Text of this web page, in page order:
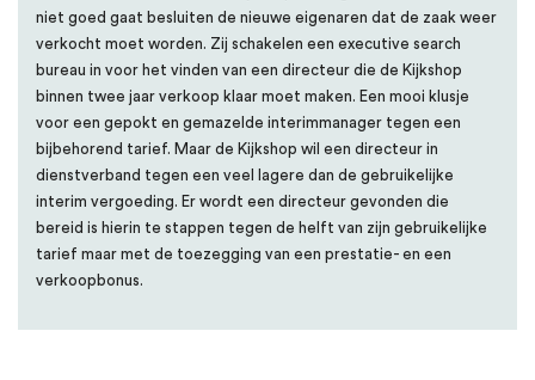
niet goed gaat besluiten de nieuwe eigenaren dat de zaak weer
verkocht moet worden. Zij schakelen een executive search
bureau in voor het vinden van een directeur die de Kijkshop
binnen twee jaar verkoop klaar moet maken. Een mooi klusje
voor een gepokt en gemazelde interimmanager tegen een
bijbehorend tarief. Maar de Kijkshop wil een directeur in
dienstverband tegen een veel lagere dan de gebruikelijke
interim vergoeding. Er wordt een directeur gevonden die
bereid is hierin te stappen tegen de helft van zijn gebruikelijke
tarief maar met de toezegging van een prestatie- en een
verkoopbonus.